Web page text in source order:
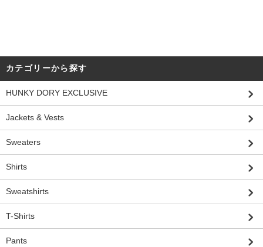
カテゴリーから探す
HUNKY DORY EXCLUSIVE
Jackets & Vests
Sweaters
Shirts
Sweatshirts
T-Shirts
Pants